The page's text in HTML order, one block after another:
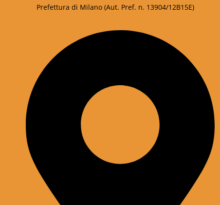
Prefettura di Milano (Aut. Pref. n. 13904/12B15E)